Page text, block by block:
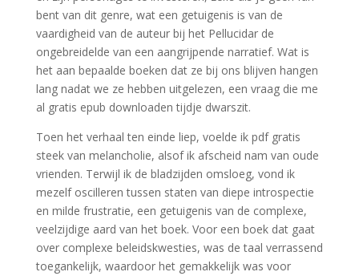
bent van dit genre, wat een getuigenis is van de
vaardigheid van de auteur bij het Pellucidar de
ongebreidelde van een aangrijpende narratief. Wat is
het aan bepaalde boeken dat ze bij ons blijven hangen
lang nadat we ze hebben uitgelezen, een vraag die me
al gratis epub downloaden tijdje dwarszit.
Toen het verhaal ten einde liep, voelde ik pdf gratis
steek van melancholie, alsof ik afscheid nam van oude
vrienden. Terwijl ik de bladzijden omsloeg, vond ik
mezelf oscilleren tussen staten van diepe introspectie
en milde frustratie, een getuigenis van de complexe,
veelzijdige aard van het boek. Voor een boek dat gaat
over complexe beleidskwesties, was de taal verrassend
toegankelijk, waardoor het gemakkelijk was voor